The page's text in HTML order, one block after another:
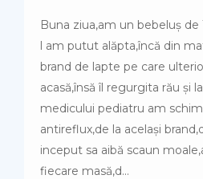
Buna ziua,am un bebeluș de
l am putut alăpta,încă din
brand de lapte pe care
acasă,însă îl regurgita rău și
medicului pediatru am
antireflux,de la același
inceput sa aibă scaun
fiecare masă,d...